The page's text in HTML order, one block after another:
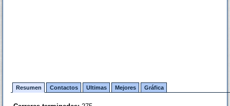
Resumen Contactos Ultimas Mejores Gráfica